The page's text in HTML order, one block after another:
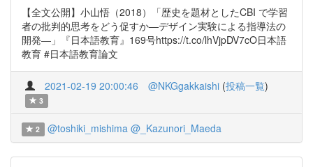
【全文公開】小山悟（2018）「歴史を題材としたCBI で学習
者の批判的思考をどう促すか―デザイン実験による指導法の
開発―」『日本語教育』169号https://t.co/lhVjpDV7cO日本語
教育 #日本語教育論文
2021-02-19 20:00:46 @NKGgakkaishi (投稿一覧)
3
2 @toshiki_mishima @_Kazunori_Maeda